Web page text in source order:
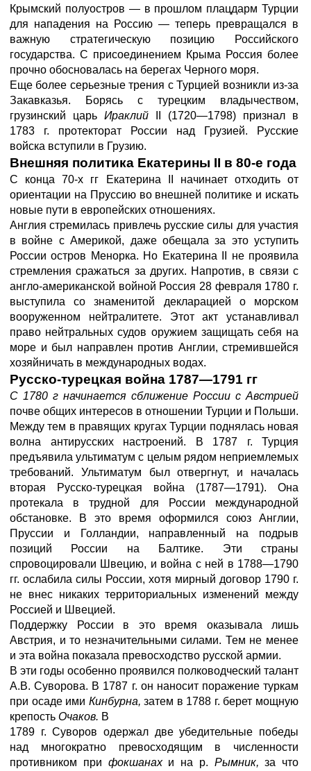
Крымский полуостров — в прошлом плацдарм Турции
для нападения на Россию — теперь превращался в
важную стратегическую позицию Российского
государства. С присоединением Крыма Россия более
прочно обосновалась на берегах Черного моря.
Еще более серьезные трения с Турцией возникли из-за
Закавказья. Борясь с турецким владычеством,
грузинский царь Ираклий
II (1720—1798) признал в
1783 г. протекторат России над Грузией. Русские
войска вступили в Грузию.
Внешняя политика Екатерины II в 80-е года
С конца 70-х гг Екатерина II начинает отходить от
ориентации на Пруссию во внешней политике и искать
новые пути в европейских отношениях.
Англия стремилась привлечь русские силы для участия
в войне с Америкой, даже обещала за это уступить
России остров Менорка. Но Екатерина II не проявила
стремления сражаться за других. Напротив, в связи с
англо-американской войной Россия 28 февраля 1780 г.
выступила со знаменитой декларацией о морском
вооруженном нейтралитете. Этот акт устанавливал
право нейтральных судов оружием защищать себя на
море и был направлен против Англии, стремившейся
хозяйничать в международных водах.
Русско-турецкая война 1787—1791 гг
С 1780 г начинается сближение России с Австрией
почве общих интересов в отношении Турции и Польши.
Между тем в правящих кругах Турции поднялась новая
волна антирусских настроений. В 1787 г. Турция
предъявила ультиматум с целым рядом неприемлемых
требований. Ультиматум был отвергнут, и началась
вторая Русско-турецкая война (1787—1791). Она
протекала в трудной для России международной
обстановке. В это время оформился союз Англии,
Пруссии и Голландии, направленный на подрыв
позиций России на Балтике. Эти страны
спровоцировали Швецию, и война с ней в 1788—1790
гг. ослабила силы России, хотя мирный договор 1790 г.
не внес никаких территориальных изменений между
Россией и Швецией.
Поддержку России в это время оказывала лишь
Австрия, и то незначительными силами. Тем не менее
и эта война показала превосходство русской армии.
В эти годы особенно проявился полководческий талант
А.В. Суворова. В 1787 г. он наносит поражение туркам
при осаде ими Кинбурна,затем в 1788 г. берет мощную
крепость Очаков. В
1789 г. Суворов одержал две убедительные победы
над многократно превосходящим в численности
противником при фокшанах и на р. Рымник,за что